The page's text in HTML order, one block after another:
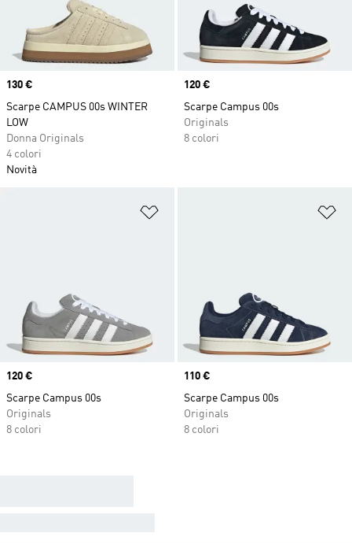
Price
130 €
Scarpe CAMPUS 00s WINTER
LOW
Donna Originals
4 colori
Novità
Price
120 €
Scarpe Campus 00s
Originals
8 colori
Aggiungi alla lista dei desideri
Price
120 €
Scarpe Campus 00s
Originals
8 colori
Price
110 €
Scarpe Campus 00s
Originals
8 colori